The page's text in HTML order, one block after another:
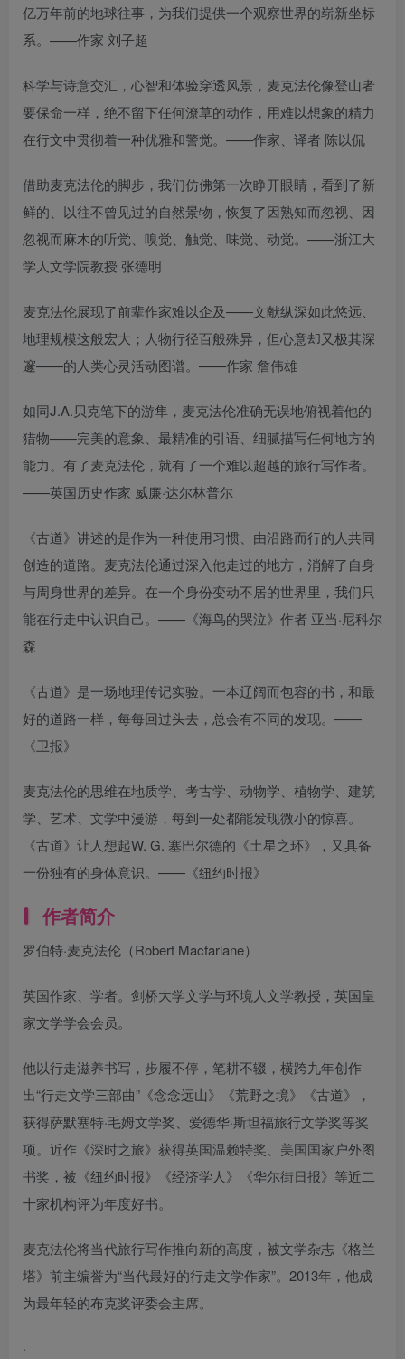
亿万年前的地球往事，为我们提供一个观察世界的崭新坐标
系。——作家 刘子超
科学与诗意交汇，心智和体验穿透风景，麦克法伦像登山者
要保命一样，绝不留下任何潦草的动作，用难以想象的精力
在行文中贯彻着一种优雅和警觉。——作家、译者 陈以侃
借助麦克法伦的脚步，我们仿佛第一次睁开眼睛，看到了新
鲜的、以往不曾见过的自然景物，恢复了因熟知而忽视、因
忽视而麻木的听觉、嗅觉、触觉、味觉、动觉。——浙江大
学人文学院教授 张德明
麦克法伦展现了前辈作家难以企及——文献纵深如此悠远、
地理规模这般宏大；人物行径百般殊异，但心意却又极其深
邃——的人类心灵活动图谱。——作家 詹伟雄
如同J.A.贝克笔下的游隼，麦克法伦准确无误地俯视着他的
猎物——完美的意象、最精准的引语、细腻描写任何地方的
能力。有了麦克法伦，就有了一个难以超越的旅行写作者。
——英国历史作家 威廉·达尔林普尔
《古道》讲述的是作为一种使用习惯、由沿路而行的人共同
创造的道路。麦克法伦通过深入他走过的地方，消解了自身
与周身世界的差异。在一个身份变动不居的世界里，我们只
能在行走中认识自己。——《海鸟的哭泣》作者 亚当·尼科尔
森
《古道》是一场地理传记实验。一本辽阔而包容的书，和最
好的道路一样，每每回过头去，总会有不同的发现。——
《卫报》
麦克法伦的思维在地质学、考古学、动物学、植物学、建筑
学、艺术、文学中漫游，每到一处都能发现微小的惊喜。
《古道》让人想起W. G. 塞巴尔德的《土星之环》，又具备
一份独有的身体意识。——《纽约时报》
作者简介
罗伯特·麦克法伦（Robert Macfarlane）
英国作家、学者。剑桥大学文学与环境人文学教授，英国皇
家文学学会会员。
他以行走滋养书写，步履不停，笔耕不辍，横跨九年创作
出“行走文学三部曲”《念念远山》《荒野之境》《古道》，
获得萨默塞特·毛姆文学奖、爱德华·斯坦福旅行文学奖等奖
项。近作《深时之旅》获得英国温赖特奖、美国国家户外图
书奖，被《纽约时报》《经济学人》《华尔街日报》等近二
十家机构评为年度好书。
麦克法伦将当代旅行写作推向新的高度，被文学杂志《格兰
塔》前主编誉为“当代最好的行走文学作家”。2013年，他成
为最年轻的布克奖评委会主席。
·